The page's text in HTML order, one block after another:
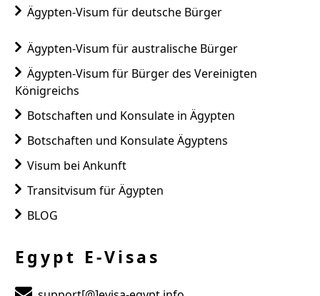
Ägypten-Visum für deutsche Bürger
Ägypten-Visum für australische Bürger
Ägypten-Visum für Bürger des Vereinigten
Königreichs
Botschaften und Konsulate in Ägypten
Botschaften und Konsulate Ägyptens
Visum bei Ankunft
Transitvisum für Ägypten
BLOG
Egypt E-Visas